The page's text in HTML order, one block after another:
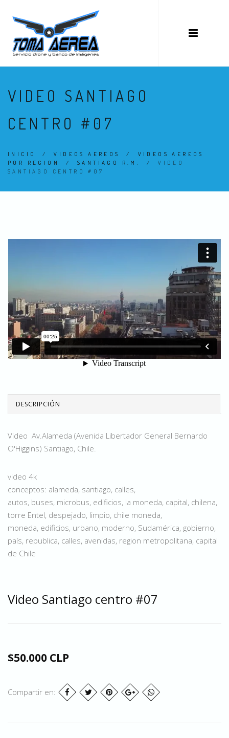
VIDEO SANTIAGO
CENTRO #07
INICIO /VIDEOS AEREOS / VIDEOS AEREOS
POR REGION
/SANTIAGO R.M. /VIDEO
SANTIAGO CENTRO #07
DESCRIPCIÓN
Video Av.Alameda (Avenida Libertador General Bernardo
O'Higgins) Santiago, Chile.
video 4k
conceptos: alameda, santiago, calles,
autos, buses, microbus, edificios, la moneda, capital, chilena,
torre Entel, despejado, limpio, chile moneda,
moneda, edificios, urbano, moderno, Sudamérica, gobierno,
país, republica, calles, avenidas, region metropolitana, capital
de Chile
Video Santiago centro #07
$50.000 CLP
Compartir en: